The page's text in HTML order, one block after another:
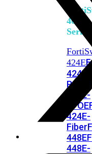
400
Series
424E
424E-
POE
424E-
FPOE
424E-
Fiber
448E
448E-